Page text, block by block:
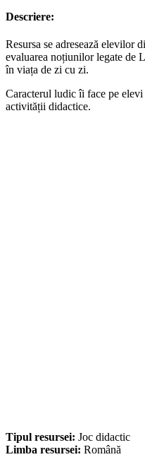
Descriere:
Resursa se adresează elevilor
evaluarea noțiunilor legate de
în viața de zi cu zi.
Caracterul ludic îi face pe elevi
activității didactice.
Tipul resursei: Joc didactic
Limba resursei: Română